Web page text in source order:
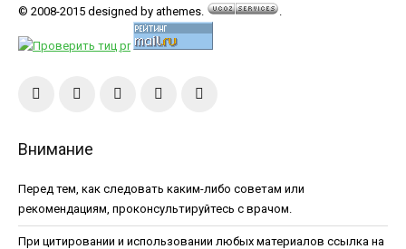
© 2008-2015 designed by athemes. .
Внимание
Перед тем, как следовать каким-либо советам или
рекомендациям, проконсультируйтесь с врачом.
При цитировании и использовании любых материалов ссылка на